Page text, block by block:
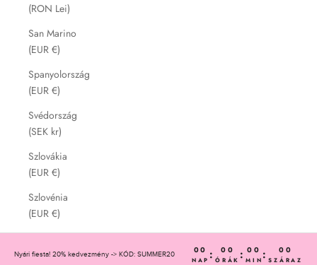
(RON Lei)
San Marino
(EUR €)
Spanyolország
(EUR €)
Svédország
(SEK kr)
Szlovákia
(EUR €)
Szlovénia
(EUR €)
Nyári fiesta! 20% kedvezmény -> KÓD: SUMMER20 00
NAP : 00
ÓRÁK : 00
MIN : 00
SZÁRAZ